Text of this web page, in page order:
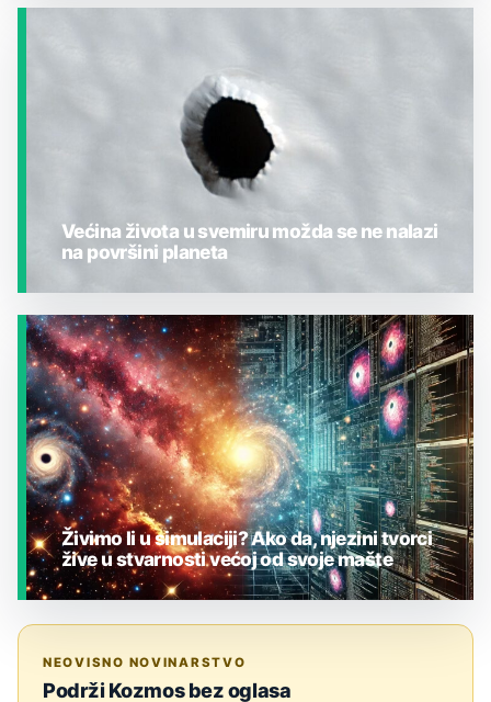
JESTE LI ZNALI?
Većina života u svemiru možda se ne nalazi
na površini planeta
Živimo li u simulaciji? Ako da, njezini tvorci
žive u stvarnosti većoj od svoje mašte
NEOVISNO NOVINARSTVO
Podrži Kozmos bez oglasa